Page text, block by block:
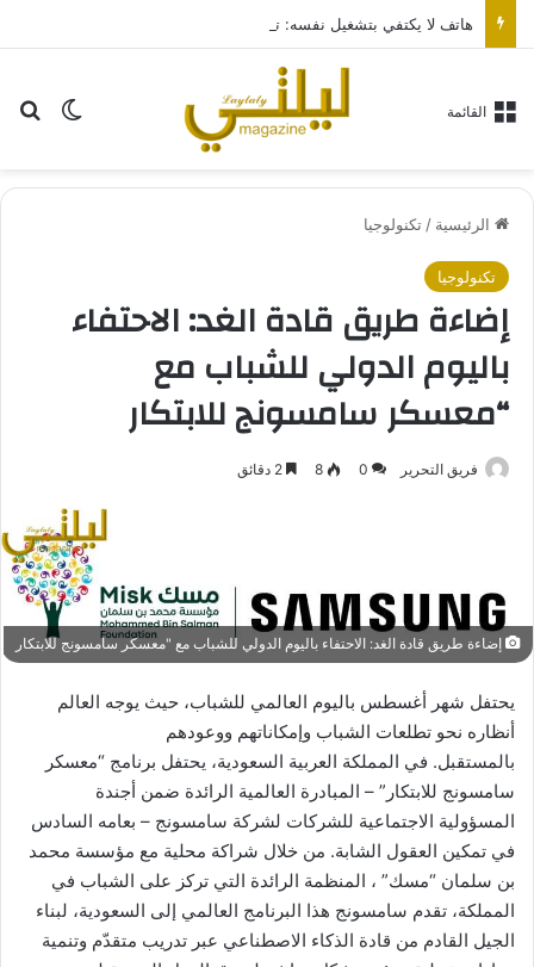
الوضع القائمة
الرئيسية /تكنولوجيا
تكنولوجيا
إضاءة طريق قادة الغد: الاحتفاء
باليوم الدولي للشباب مع
“معسكر سامسونج للابتكار
فريق التحرير 0
8
إضاءة طريق قادة الغد: الاحتفاء باليوم الدولي للشباب مع "معسكر سامسونج للابتكار
يحتفل شهر أغسطس باليوم العالمي للشباب، حيث يوجه العالم
أنظاره نحو تطلعات الشباب وإمكاناتهم ووعودهم
بالمستقبل. في المملكة العربية السعودية، يحتفل برنامج “معسكر
سامسونج للابتكار” – المبادرة العالمية الرائدة ضمن أجندة
المسؤولية الاجتماعية للشركات لشركة سامسونج – بعامه السادس
في تمكين العقول الشابة. من خلال شراكة محلية مع مؤسسة محمد
بن سلمان “مسك” ، المنظمة الرائدة التي تركز على الشباب في
المملكة، تقدم سامسونج هذا البرنامج العالمي إلى السعودية، لبناء
الجيل القادم من قادة الذكاء الاصطناعي عبر تدريب متقدّم وتنمية